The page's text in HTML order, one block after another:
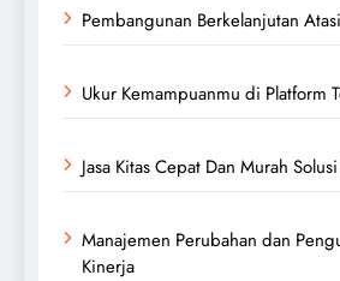
Pembangunan Berkelanjutan
Ukur Kemampuanmu di Platform
Jasa Kitas Cepat Dan Murah
Manajemen Perubahan dan
Kinerja